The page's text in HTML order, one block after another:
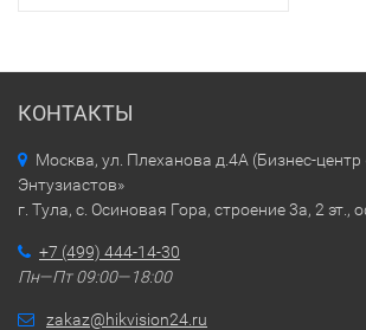
КОНТАКТЫ
Москва, ул. Плеханова д.4А (Бизнес-
Энтузиастов»
г. Тула, с. Осиновая Гора, строение 3а, 2 эт.,
+7 (499) 444-14-30
Пн—Пт 09:00—18:00
zakaz@hikvision24.ru